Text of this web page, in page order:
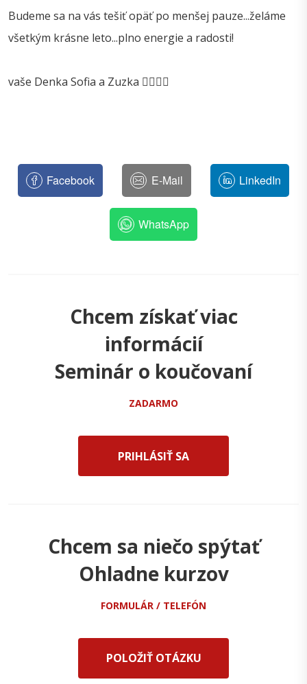
Budeme sa na vás tešiť opäť po menšej pauze...želáme
všetkým krásne leto...plno energie a radosti!
vaše Denka Sofia a Zuzka 💁‍♀️🙋‍♀️
Facebook E-Mail LinkedIn
WhatsApp
Chcem získať viac
informácií
Seminár o koučovaní
ZADARMO
PRIHLÁSIŤ SA
Chcem sa niečo spýtať
Ohladne kurzov
FORMULÁR / TELEFÓN
POLOŽIŤ OTÁZKU